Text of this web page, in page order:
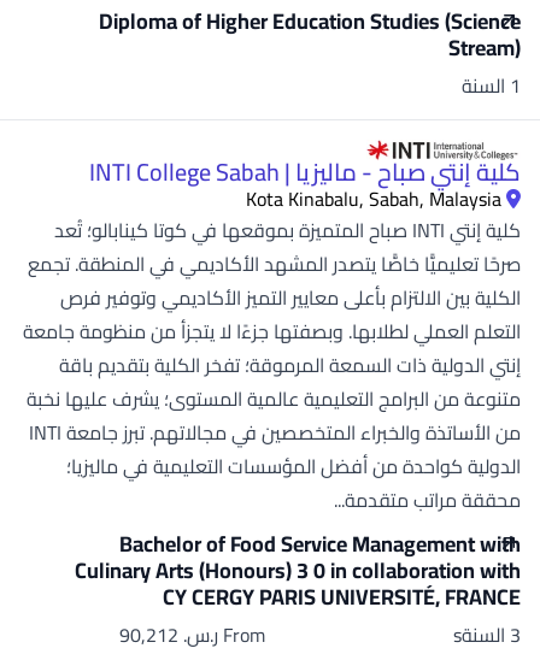
Diploma of Higher Education Studies (Science
Stream)
1 السنة
كلية إنتي صباح - ماليزيا | INTI College Sabah
Kota Kinabalu, Sabah, Malaysia
كلية إنتي INTI صباح المتميزة بموقعها في كوتا كينابالو؛ تُعد
صرحًا تعليميًّا خاصًّا يتصدر المشهد الأكاديمي في المنطقة. تجمع
الكلية بين الالتزام بأعلى معايير التميز الأكاديمي وتوفير فرص
التعلم العملي لطلابها. وبصفتها جزءًا لا يتجزأ من منظومة جامعة
إنتي الدولية ذات السمعة المرموقة؛ تفخر الكلية بتقديم باقة
متنوعة من البرامج التعليمية عالمية المستوى؛ يشرف عليها نخبة
من الأساتذة والخبراء المتخصصين في مجالاتهم. تبرز جامعة INTI
الدولية كواحدة من أفضل المؤسسات التعليمية في ماليزيا؛
محققة مراتب متقدمة...
Bachelor of Food Service Management with
Culinary Arts (Honours) 3 0 in collaboration with
CY CERGY PARIS UNIVERSITÉ, FRANCE
3 السنةs From ر.س.‏ 90,212